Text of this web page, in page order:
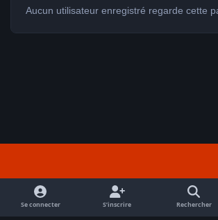
Aucun utilisateur enregistré regarde cette
Se connecter S’inscrire Rechercher